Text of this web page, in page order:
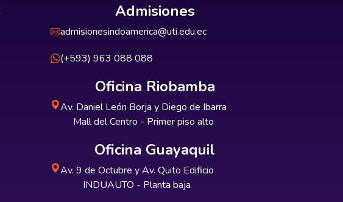
Admisiones
admisionesindoamerica@uti.edu.ec
(+593) 963 088 088
Oficina Riobamba
Av. Daniel León Borja y Diego de Ibarra
Mall del Centro - Primer piso alto
Oficina Guayaquil
Av. 9 de Octubre y Av. Quito Edificio
INDUAUTO - Planta baja